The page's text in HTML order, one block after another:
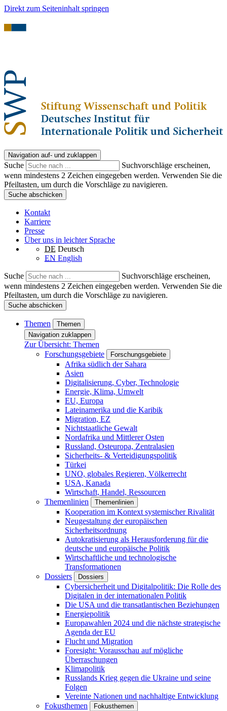
Direkt zum Seiteninhalt springen
Navigation auf- und zuklappen
Suche
Suchvorschläge erscheinen,
wenn mindestens 2 Zeichen eingegeben werden. Verwenden Sie die
Pfeiltasten, um durch die Vorschläge zu navigieren.
Suche abschicken
Kontakt
Karriere
Presse
Über uns in leichter Sprache
DE Deutsch
EN English
Suche
Suchvorschläge erscheinen,
wenn mindestens 2 Zeichen eingegeben werden. Verwenden Sie die
Pfeiltasten, um durch die Vorschläge zu navigieren.
Suche abschicken
Themen
Themen
Navigation zuklappen
Zur Übersicht: Themen
Forschungsgebiete
Forschungsgebiete
Afrika südlich der Sahara
Asien
Digitalisierung, Cyber, Technologie
Energie, Klima, Umwelt
EU, Europa
Lateinamerika und die Karibik
Migration, EZ
Nichtstaatliche Gewalt
Nordafrika und Mittlerer Osten
Russland, Osteuropa, Zentralasien
Sicherheits- & Verteidigungspolitik
Türkei
UNO, globales Regieren, Völkerrecht
USA, Kanada
Wirtschaft, Handel, Ressourcen
Themenlinien
Themenlinien
Kooperation im Kontext systemischer Rivalität
Neugestaltung der europäischen
Sicherheitsordnung
Autokratisierung als Herausforderung für die
deutsche und europäische Politik
Wirtschaftliche und technologische
Transformationen
Dossiers
Dossiers
Cybersicherheit und Digitalpolitik: Die Rolle des
Digitalen in der internationalen Politik
Die USA und die transatlantischen Beziehungen
Energiepolitik
Europawahlen 2024 und die nächste strategische
Agenda der EU
Flucht und Migration
Foresight: Vorausschau auf mögliche
Überraschungen
Klimapolitik
Russlands Krieg gegen die Ukraine und seine
Folgen
Vereinte Nationen und nachhaltige Entwicklung
Fokusthemen
Fokusthemen